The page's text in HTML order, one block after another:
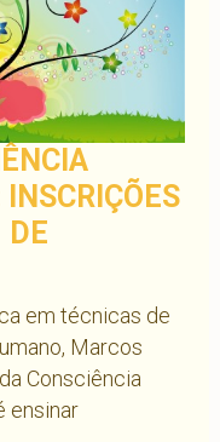
DE
em técnicas de
Marcos
Consciência
ensinar